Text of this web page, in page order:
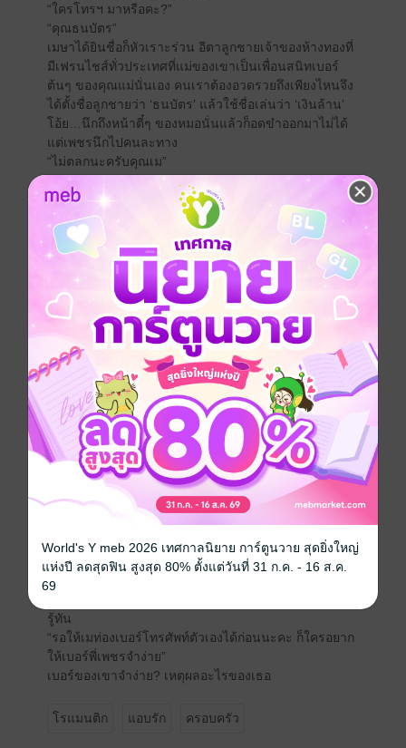
“ใครโทรฯ มาหรือคะ?”
“คุณธนบัตร”
เมษาได้ยินชื่อก็หัวเราะร่วน อีตาลูกชายเจ้าของห้างทองที่
มีเฟรนไชส์ทั่วประเทศที่แม่ของเขาเป็นเพื่อนสนิทเบอร์
ต้นๆ ของคุณแม่นั่นเอง คนเราต้องอวดรวยถึงเพียงไหนจึง
ได้ตั้งชื่อลูกชายว่า ‘ธนบัตร’ แล้วใช้ชื่อเล่นว่า ‘เงินล้าน’
โอ้ย…นึกถึงหน้าตี๋ๆ ของหมอนั่นแล้วก็อดขำออกมาไม่ได้
แต่เพชรนึกไปคนละทาง
“ไม่ตลกนะครับคุณเม”
ตั้งแต่เมื่อไรก็นึกไม่ออกที่เมษาชอบบอกเบอร์โทรศัพท์ของ
เขาให้กับผู้ชายที่มาขอแทนที่จะให้เบอร์ของตัวเอง เขา
เป็นบอดี้การ์ดไม่ใช่เลขาฯ ส่วนตัวของเธอสักหน่อย ถ้า
เป็นพวกเพื่อนๆ ผู้หญิงของเธอเขาคงพอจะทนๆ ไปได้ ก็
ผู้ชายพวกนั้นพอรู้ว่าเขาเป็นใครก็มักจะพูดจาด้วยมารยาท
ที่ไม่ดีใส่
“ก็เมชินนี่คะ เวลาใครขอเบอร์ก็ให้เบอร์พี่เพชรทุกที”
“ก่อนที่คุณเมจะชินคุณเมให้เบอร์ใครล่ะครับ” เพชรเสียง
แข็ง
“ก็เมจำเบอร์ตัวเองไม่ได้นี่คะ เมไม่เคยโทรฯ หาตัวเองสัก
เพชรจ้องหน้าคนเถียงข้างๆ คูๆ ด้วยปากน้อยๆ ที่น่ารักน่า
เอ็นดูเหลือเกิน แต่เขาจะยอมให้เมษาใช้หน้าตาน่ารักของ
เธอมาเอาเปรียบไม่ได้ เขารู้ว่าเพราะเธอไม่ชอบผู้ชายพวก
นั้นเลยผลักภาระมาที่เขา
“งั้นคุณเมก็ให้เบอร์นายสิครับ”
“ได้ยังไงล่ะคะ พี่ธันได้เอาเรื่องตาย”
“ถือว่าผมขอร้องละครับ ผมไม่ชอบคุยกับผู้ชายพวกนั้นเลย”
“ออ ถ้าเป็นผู้หญิงพี่เพชรจะคุยให้หรือคะ” เมษากอดอกเชิด
หน้าเมินไปอีกทาง
รู้ทัน
“รอให้เมท่องเบอร์โทรศัพท์ตัวเองได้ก่อนนะคะ ก็ใครอยาก
ให้เบอร์พี่เพชรจำง่าย”
เบอร์ของเขาจำง่าย? เหตุผลอะไรของเธอ
โรแมนติก แอบรัก ครอบครัว
World's Y meb 2026 เทศกาลนิยาย การ์ตูนวาย สุดยิ่งใหญ่
แห่งปี ลดสุดฟิน สูงสุด 80% ตั้งแต่วันที่ 31 ก.ค. - 16 ส.ค.
69